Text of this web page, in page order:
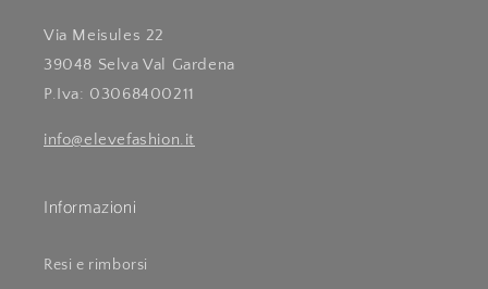
Via Meisules 22
39048 Selva Val Gardena
P.Iva: 03068400211
info@elevefashion.it
Informazioni
Resi e rimborsi